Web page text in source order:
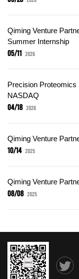
Qiming Venture
Summer Internship
05/11 2026
Precision
NASDAQ
04/18 2026
Qiming Venture
10/14 2025
Qiming Venture
08/08 2025